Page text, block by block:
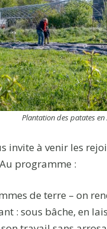
Plantation des patates en
invite à venir les
Au programme :
de terre – on
: sous bâche, en